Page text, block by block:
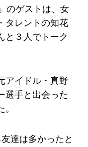
のゲストは、女
タレントの知花
と３人でトーク
アイドル・真野
選手と出会った
達は多かったと